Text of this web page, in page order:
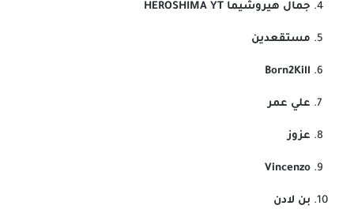
جمال هيروشيما
مستقعدين
Born2Kill
علي عمر
عزوز
Vincenzo
بن لادن